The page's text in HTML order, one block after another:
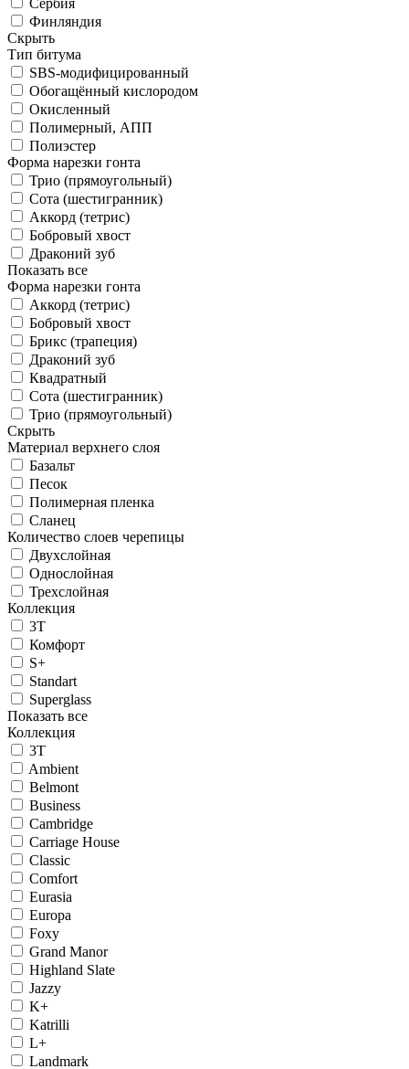
Финляндия
Скрыть
Тип битума
SBS-модифицированный
Обогащённый кислородом
Окисленный
Полимерный, АПП
Полиэстер
Форма нарезки гонта
Трио (прямоугольный)
Сота (шестигранник)
Аккорд (тетрис)
Бобровый хвост
Драконий зуб
Показать все
Форма нарезки гонта
Аккорд (тетрис)
Бобровый хвост
Брикс (трапеция)
Драконий зуб
Квадратный
Сота (шестигранник)
Трио (прямоугольный)
Скрыть
Материал верхнего слоя
Базальт
Песок
Полимерная пленка
Сланец
Количество слоев черепицы
Двухслойная
Однослойная
Трехслойная
Коллекция
3T
Комфорт
S+
Standart
Superglass
Показать все
Коллекция
3T
Ambient
Belmont
Business
Cambridge
Carriage House
Classic
Comfort
Eurasia
Europa
Foxy
Grand Manor
Highland Slate
Jazzy
K+
Katrilli
L+
Landmark